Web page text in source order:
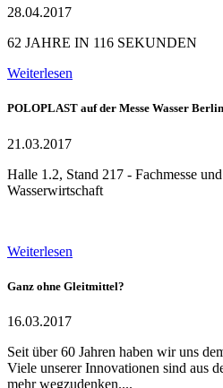
28.04.2017
62 JAHRE IN 116 SEKUNDEN
Weiterlesen
POLOPLAST auf der Messe Wasser
21.03.2017
Halle 1.2, Stand 217 - Fachmesse
Wasserwirtschaft
Weiterlesen
Ganz ohne Gleitmittel?
16.03.2017
Seit über 60 Jahren haben wir uns
Viele unserer Innovationen sind aus
mehr wegzudenken....